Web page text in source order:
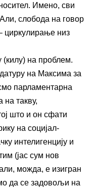
Имено, сви
слобода на говор
циркулирање низ
(килу) на проблем.
на Максима за
парламентарна
на такву,
што и он сфати
на социјал-
интелигенцију и
(јас сум нов
можда, е изигран
да се задовољи на